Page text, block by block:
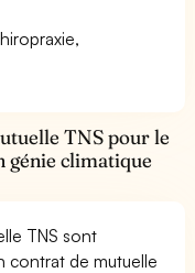
TNS pour le
génie climatique
TNS sont
contrat de mutuelle